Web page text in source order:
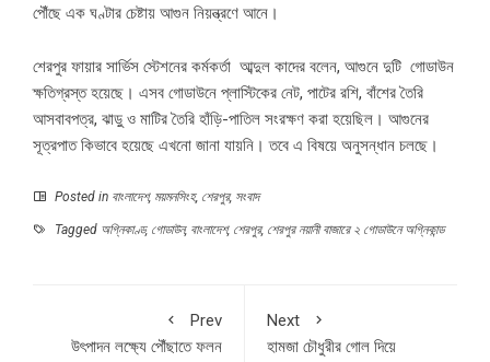
পৌঁছে এক ঘণ্টার চেষ্টায় আগুন নিয়ন্ত্রণে আনে।
শেরপুর ফায়ার সার্ভিস স্টেশনের কর্মকর্তা আব্দুল কাদের বলেন, আগুনে দুটি গোডাউন
ক্ষতিগ্রস্ত হয়েছে। এসব গোডাউনে প্লাস্টিকের নেট, পাটের রশি, বাঁশের তৈরি
আসবাবপত্র, ঝাড়ু ও মাটির তৈরি হাঁড়ি-পাতিল সংরক্ষণ করা হয়েছিল। আগুনের
সূত্রপাত কিভাবে হয়েছে এখনো জানা যায়নি। তবে এ বিষয়ে অনুসন্ধান চলছে।
Posted in বাংলাদেশ, ময়মনসিংহ, শেরপুর, সংবাদ
Tagged অগ্নিকাণ্ড, গোডাউন, বাংলাদেশ, শেরপুর, শেরপুর নয়ানী বাজারে ২ গোডাউনে অগ্নিকান্ড
Prev
উৎপাদন লক্ষ্যে পৌঁছাতে ফলন
Next
হামজা চৌধুরীর গোল দিয়ে